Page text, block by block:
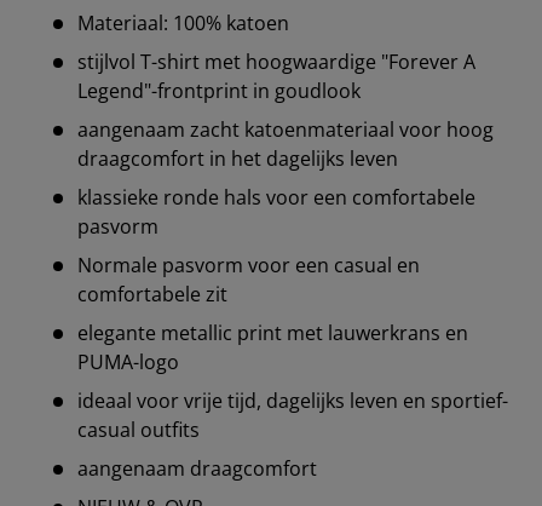
Materiaal: 100% katoen
stijlvol T-shirt met hoogwaardige "Forever A
Legend"-frontprint in goudlook
aangenaam zacht katoenmateriaal voor hoog
draagcomfort in het dagelijks leven
klassieke ronde hals voor een comfortabele
pasvorm
Normale pasvorm voor een casual en
comfortabele zit
elegante metallic print met lauwerkrans en
PUMA-logo
ideaal voor vrije tijd, dagelijks leven en sportief-
casual outfits
aangenaam draagcomfort